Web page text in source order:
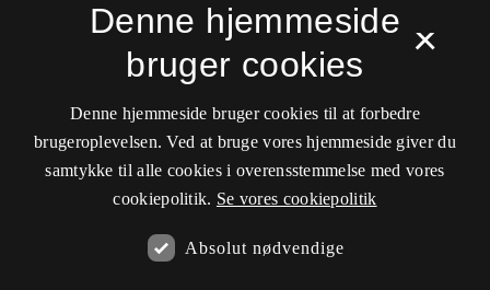
×
Denne hjemmeside
bruger cookies
Denne hjemmeside bruger cookies til at forbedre
brugeroplevelsen. Ved at bruge vores hjemmeside giver du
samtykke til alle cookies i overensstemmelse med vores
cookiepolitik. Se vores cookiepolitik
Absolut nødvendige